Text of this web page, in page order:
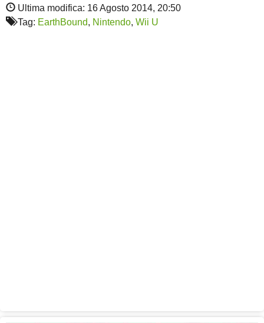
Ultima modifica: 16 Agosto 2014, 20:50
Tag: EarthBound, Nintendo, Wii U